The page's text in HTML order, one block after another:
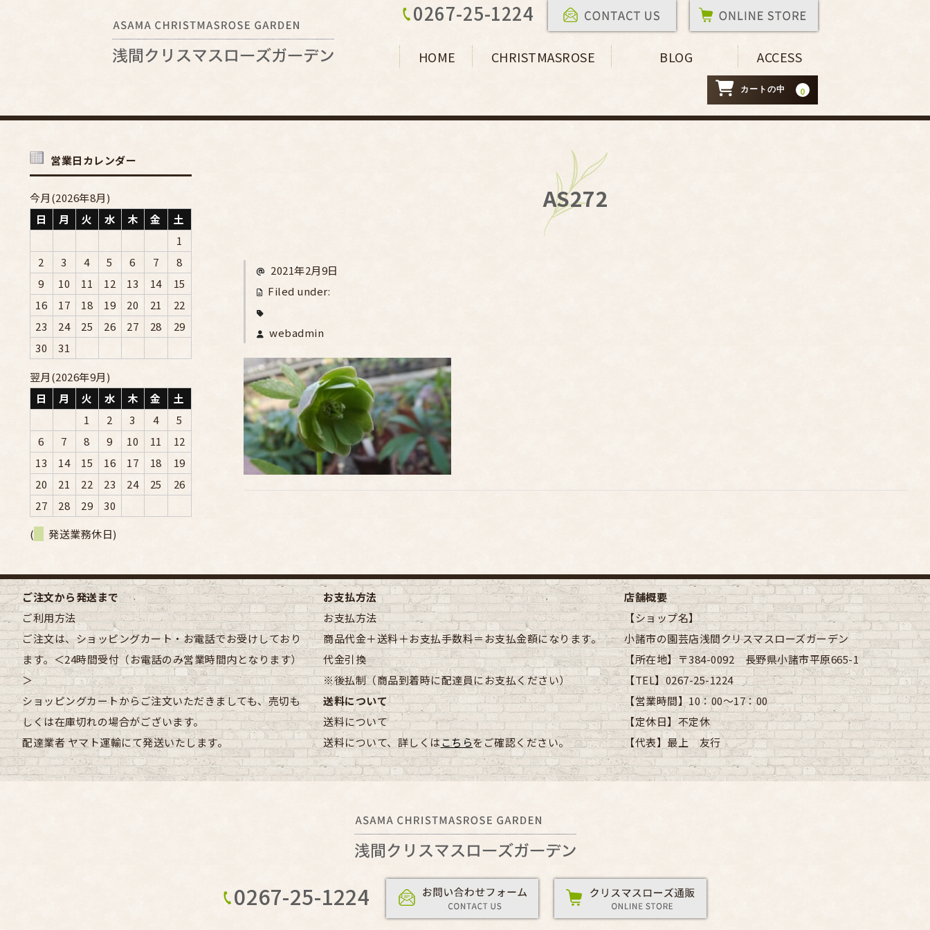
0267-25-1224
HOME CHRISTMASROSE BLOG ACCESS
カートの中 0
AS272
2021年2月9日
Filed under:
webadmin
営業日カレンダー
今月(2026年8月)
日
月 火 水 木 金
土
1
2
3 4 5 6 7
8
9
10 11 12 13 14
15
16
17 18 19 20 21
22
23
24 25 26 27 28
29
30
31
翌月(2026年9月)
日
月 火 水 木 金
土
1
2 3 4
5
6
7 8 9 10 11
12
13
14 15 16 17 18
19
20
21 22 23 24 25
26
27
28 29
30
(
発送業務休日)
ご注文から発送まで
ご利用方法
ご注文は、ショッピングカート・お電話でお受けしており
ます。＜24時間受付（お電話のみ営業時間内となります）
＞
ショッピングカートからご注文いただきましても、売切も
しくは在庫切れの場合がございます。
配達業者ヤマト運輸にて発送いたします。
お支払方法
お支払方法
商品代金＋送料＋お支払手数料＝お支払金額になります。
代金引換
※後払制（商品到着時に配達員にお支払ください）
送料について
送料について
送料について、詳しくはこちらをご確認ください。
店舗概要
【ショップ名】
小諸市の園芸店浅間クリスマスローズガーデン
【所在地】〒384-0092 長野県小諸市平原665-1
【TEL】0267-25-1224
【営業時間】10：00～17：00
【定休日】不定休
【代表】最上 友行
0267-25-1224